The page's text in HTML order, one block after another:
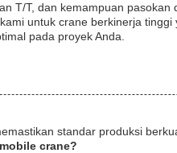
T/T, dan kemampuan pasokan
untuk crane berkinerja
pada proyek Anda.
standar produksi
crane?